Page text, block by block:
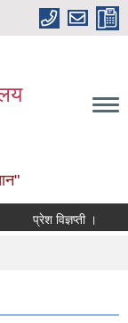
प्रेश विज्ञप्ती ।